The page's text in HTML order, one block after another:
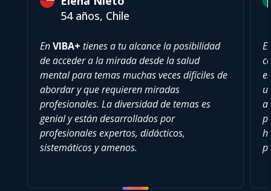
54 años, Chile
EnVIBA+ tienes a tu alcance la posibilidad
de acceder a la mirada desde la salud
mental para temas muchas veces difíciles de
abordar y que requieren miradas
profesionales. La diversidad de temas es
genial y están desarrollados por
profesionales expertos, didácticos,
sistemáticos y amenos.